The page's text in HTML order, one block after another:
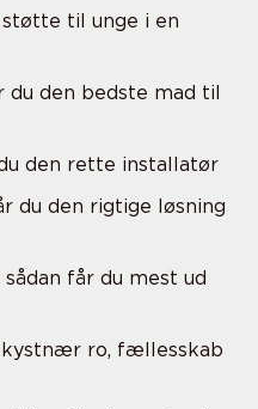
støtte til unge i en
du den bedste mad til
den rette installatør
du den rigtige løsning
får du mest ud
ro, fællesskab